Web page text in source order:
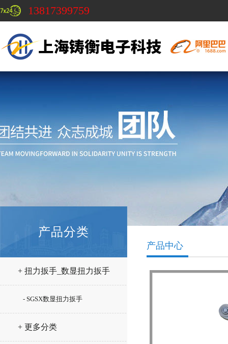
13817399759
产品分类
+ 扭力扳手_数显扭力扳手
- SGSX数显扭力扳手
+ 更多分类
产品中心